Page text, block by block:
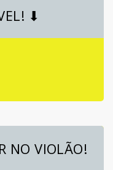
⬇
NO VIOLÃO!